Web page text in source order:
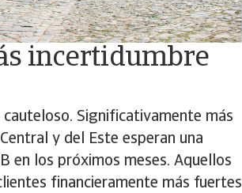
incertidumbre
Significativamente más
y del Este esperan una
en los próximos meses. Aquellos
financieramente más fuertes